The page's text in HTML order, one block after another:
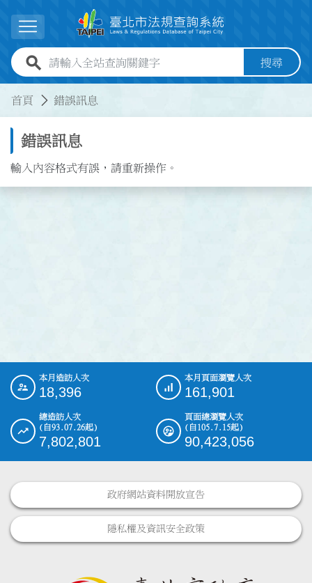
展開選單
全站查詢關鍵字欄位 搜尋
首頁 錯誤訊息
錯誤訊息
輸入內容格式有誤，請重新操作。
::: 本月造訪人次
18,396
本月頁面瀏覽人次
161,901
總造訪人次
(自93.07.26起)
7,802,801
頁面總瀏覽人次
(自105.7.15起)
90,423,056
政府網站資料開放宣告
隱私權及資訊安全政策